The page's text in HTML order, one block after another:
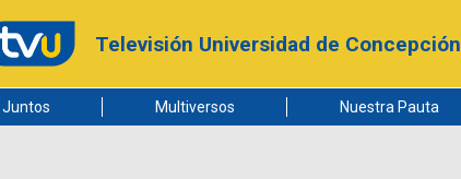
Televisión Universidad de Concepción
Multiversos Nuestra Pauta